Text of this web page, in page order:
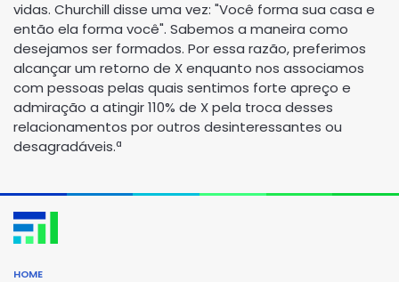
vidas. Churchill disse uma vez: "Você forma sua casa e
então ela forma você". Sabemos a maneira como
desejamos ser formados. Por essa razão, preferimos
alcançar um retorno de X enquanto nos associamos
com pessoas pelas quais sentimos forte apreço e
admiração a atingir 110% de X pela troca desses
relacionamentos por outros desinteressantes ou
desagradáveis.ª
HOME